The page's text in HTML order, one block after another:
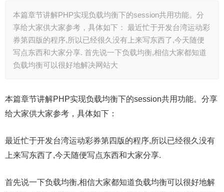
本篇章节讲解PHP实现负载均衡下的session共用功能。分
享给大家供大家参考，具体如下： 最近忙于开发台湾运动彩
券第四版的程序,所以已经很久没有上来写东西了,今天随便
写点东西和大家分享. 首先说一下负载均衡,相信大家都知道
负载均衡可以很好地解决网站大
本篇章节讲解PHP实现负载均衡下的session共用功能。分享
给大家供大家参考，具体如下：
最近忙于开发台湾运动彩券第四版的程序,所以已经很久没有
上来写东西了,今天随便写点东西和大家分享.
首先说一下负载均衡,相信大家都知道负载均衡可以很好地解